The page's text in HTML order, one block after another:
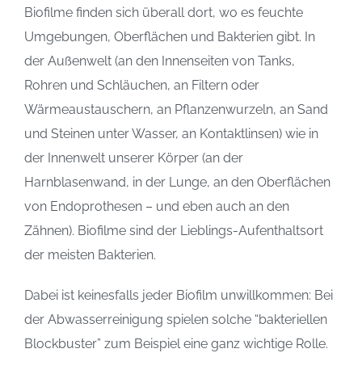
Biofilme finden sich überall dort, wo es feuchte
Umgebungen, Oberflächen und Bakterien gibt. In
der Außenwelt (an den Innenseiten von Tanks,
Rohren und Schläuchen, an Filtern oder
Wärmeaustauschern, an Pflanzenwurzeln, an Sand
und Steinen unter Wasser, an Kontaktlinsen) wie in
der Innenwelt unserer Körper (an der
Harnblasenwand, in der Lunge, an den Oberflächen
von Endoprothesen – und eben auch an den
Zähnen). Biofilme sind der Lieblings-Aufenthaltsort
der meisten Bakterien.
Dabei ist keinesfalls jeder Biofilm unwillkommen: Bei
der Abwasserreinigung spielen solche “bakteriellen
Blockbuster” zum Beispiel eine ganz wichtige Rolle.